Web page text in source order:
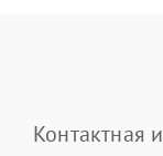
Контактная